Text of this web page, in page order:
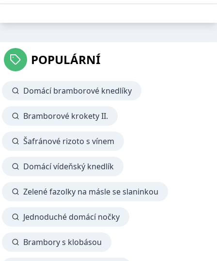
POPULÁRNÍ
Domácí bramborové knedlíky
Bramborové krokety II.
Šafránové rizoto s vínem
Domácí vídeňský knedlík
Zelené fazolky na másle se slaninkou
Jednoduché domácí nočky
Brambory s klobásou